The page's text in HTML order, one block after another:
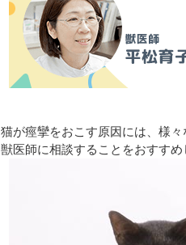
猫が痙攣をおこす原因には、様
獣医師に相談することをおすすめ